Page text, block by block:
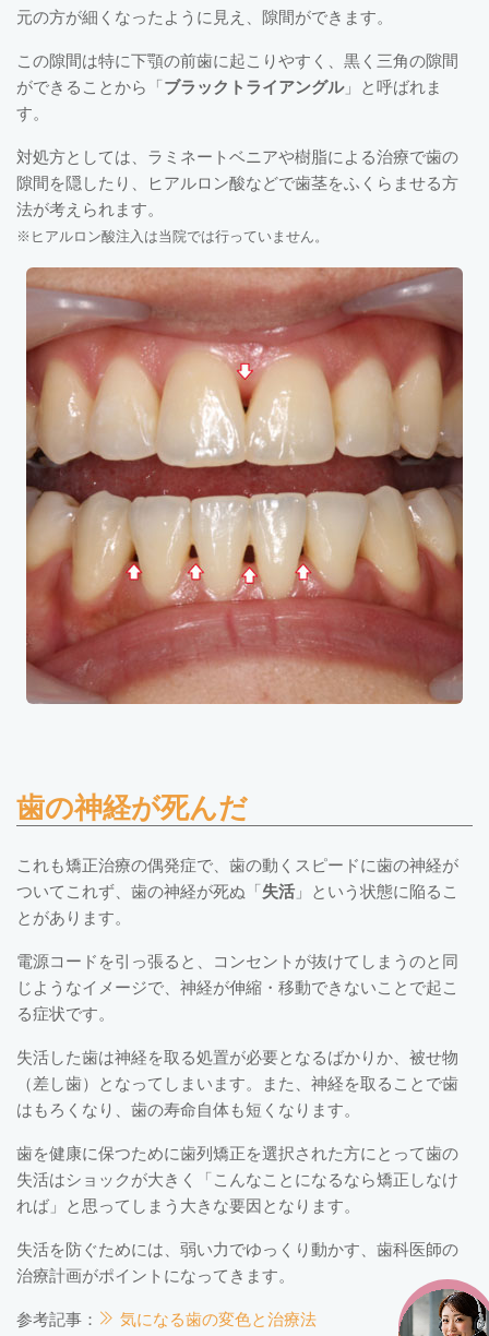
元の方が細くなったように見え、隙間ができます。
この隙間は特に下顎の前歯に起こりやすく、黒く三角の隙間
ができることから「 ブラックトライアングル」と呼ばれま
す。
対処方としては、ラミネートベニアや樹脂による治療で歯の
隙間を隠したり、ヒアルロン酸などで歯茎をふくらませる方
法が考えられます。
※ヒアルロン酸注入は当院では行っていません。
歯の神経が死んだ
これも矯正治療の偶発症で、歯の動くスピードに歯の神経が
ついてこれず、歯の神経が死ぬ「 失活 」という状態に陥るこ
とがあります。
電源コードを引っ張ると、コンセントが抜けてしまうのと同
じようなイメージで、神経が伸縮・移動できないことで起こ
る症状です。
失活した歯は神経を取る処置が必要となるばかりか、被せ物
（差し歯）となってしまいます。また、神経を取ることで歯
はもろくなり、歯の寿命自体も短くなります。
歯を健康に保つために歯列矯正を選択された方にとって歯の
失活はショックが大きく「こんなことになるなら矯正しなけ
れば」と思ってしまう大きな要因となります。
失活を防ぐためには、弱い力でゆっくり動かす、歯科医師の
治療計画がポイントになってきます。
参考記事： 気になる歯の変色と治療法